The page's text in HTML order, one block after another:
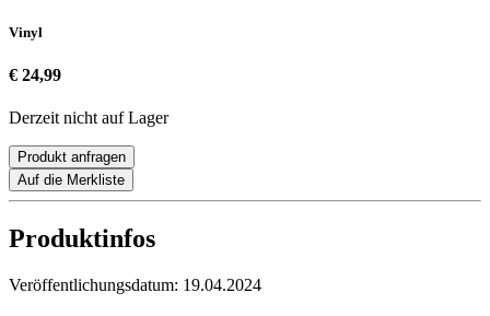
Vinyl
€ 24,99
Derzeit nicht auf Lager
Produkt anfragen
Auf die Merkliste
Produktinfos
Veröffentlichungsdatum: 19.04.2024